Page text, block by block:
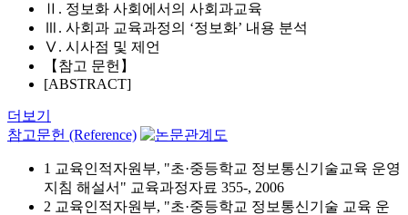
Ⅱ. 정보화 사회에서의 사회과교육
Ⅲ. 사회과 교육과정의 ‘정보화’ 내용 분석
Ⅴ. 시사점 및 제언
【참고 문헌】
[ABSTRACT]
더보기
참고문헌 (Reference)
1 교육인적자원부, "초·중등학교 정보통신기술교육 운영
지침 해설서" 교육과정자료 355-, 2006
2 교육인적자원부, "초·중등학교 정보통신기술 교육 운